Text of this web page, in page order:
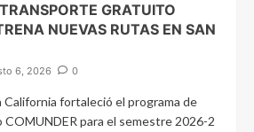
GRATUITO
NUEVAS RUTAS EN SAN
6, 2026 0
California fortaleció el programa de
para el semestre 2026-2